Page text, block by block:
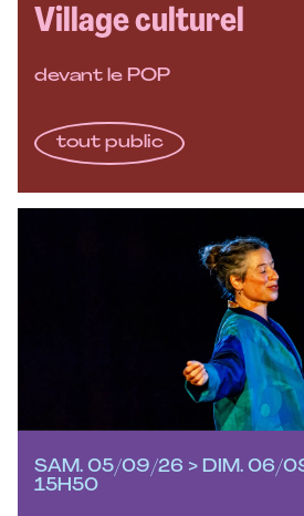
Village culturel
devant le POP
tout public
SAM. 05/09/26 > DIM. 06/
15H50